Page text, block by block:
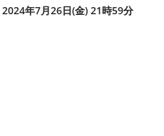
年7月26日(金) 21時59分